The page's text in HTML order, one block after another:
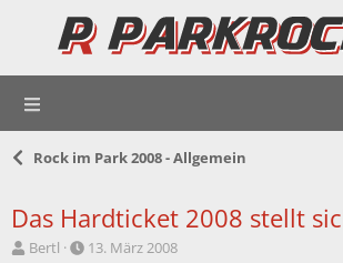
Rock im Park 2008 - Allgemein
Das Hardticket 2008 stellt
E
Bertl
E13. März 2008